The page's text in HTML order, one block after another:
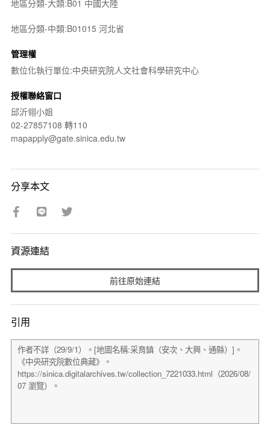
地區分類-大類:B01 中國大陸
地區分類-中類:B01015 河北省
管理權
數位化執行單位:中央研究院人文社會科學研究中心
授權聯絡窗口
邱沂翎小姐
02-27857108 轉110
mapapply@gate.sinica.edu.tw
分享本文
資源連結
前往原始連結
引用